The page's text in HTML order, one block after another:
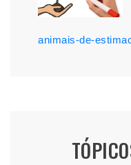
animais-de-